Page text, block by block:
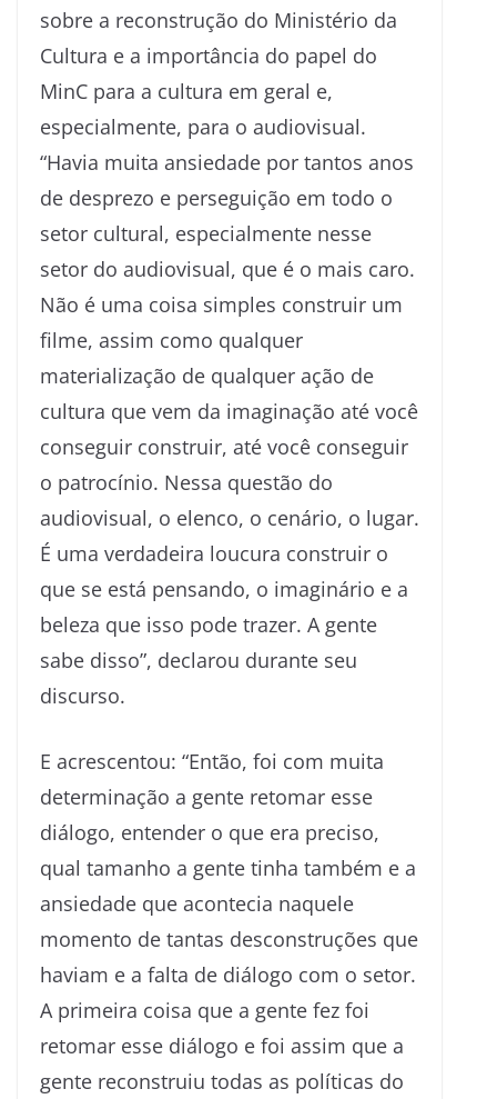
sobre a reconstrução do Ministério da
Cultura e a importância do papel do
MinC para a cultura em geral e,
especialmente, para o audiovisual.
“Havia muita ansiedade por tantos anos
de desprezo e perseguição em todo o
setor cultural, especialmente nesse
setor do audiovisual, que é o mais caro.
Não é uma coisa simples construir um
filme, assim como qualquer
materialização de qualquer ação de
cultura que vem da imaginação até você
conseguir construir, até você conseguir
o patrocínio. Nessa questão do
audiovisual, o elenco, o cenário, o lugar.
É uma verdadeira loucura construir o
que se está pensando, o imaginário e a
beleza que isso pode trazer. A gente
sabe disso”, declarou durante seu
discurso.
E acrescentou: “Então, foi com muita
determinação a gente retomar esse
diálogo, entender o que era preciso,
qual tamanho a gente tinha também e a
ansiedade que acontecia naquele
momento de tantas desconstruções que
haviam e a falta de diálogo com o setor.
A primeira coisa que a gente fez foi
retomar esse diálogo e foi assim que a
gente reconstruiu todas as políticas do